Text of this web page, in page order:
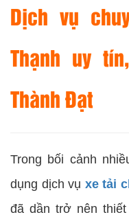
Dịch vụ
Thạnh uy
Thành Đạt
Trong bối cảnh
dụng dịch vụ xe tải
đã dần trở nên